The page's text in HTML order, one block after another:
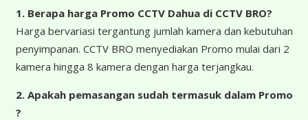
1. Berapa harga Promo CCTV Dahua di CCTV BRO?
Harga bervariasi tergantung jumlah kamera dan kebutuhan
penyimpanan. CCTV BRO menyediakan Promo mulai dari 2
kamera hingga 8 kamera dengan harga terjangkau.
2. Apakah pemasangan sudah termasuk dalam Promo
?